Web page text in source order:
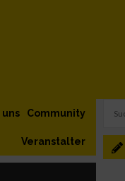
Community
uns
Veranstalter